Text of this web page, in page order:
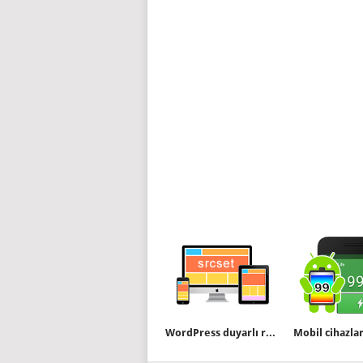
WordPress duyarlı resim özelliği nasıl devre dışı bırakılır